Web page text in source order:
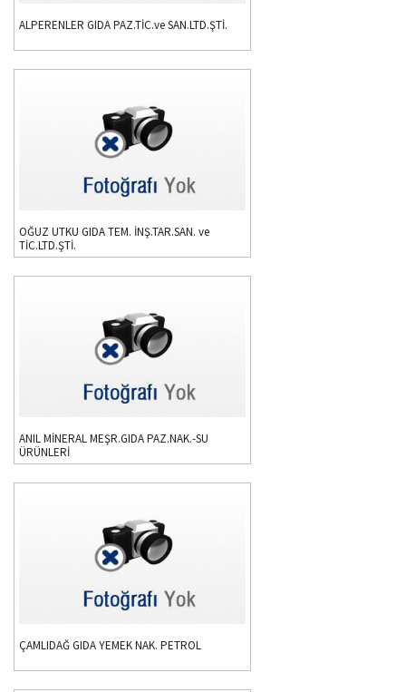
ALPERENLER GIDA PAZ.TİC.ve SAN.LTD.ŞTİ.
OĞUZ UTKU GIDA TEM. İNŞ.TAR.SAN. ve
TİC.LTD.ŞTİ.
ANIL MİNERAL MEŞR.GIDA PAZ.NAK.-SU
ÜRÜNLERİ
ÇAMLIDAĞ GIDA YEMEK NAK. PETROL